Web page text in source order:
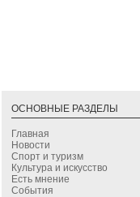
ОСНОВНЫЕ РАЗДЕЛЫ
Главная
Новости
Спорт и туризм
Культура и искусство
Есть мнение
События